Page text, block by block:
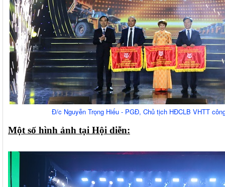
Đ/c Nguyễn Trọng Hiếu - PGĐ, Chủ tịch HĐCLB VHTT
Một số hình ảnh tại Hội diễn: